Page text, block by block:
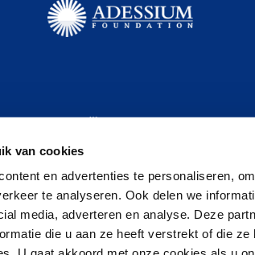
van cookies
en advertenties te personaliseren,
te analyseren. Ook delen we
media, adverteren en analyse. Deze
die u aan ze heeft verstrekt of die